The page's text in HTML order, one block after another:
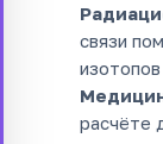
связи
расчёте